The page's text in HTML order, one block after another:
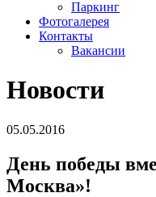
Паркинг
Фотогалерея
Контакты
Вакансии
Новости
05.05.2016
День победы
Москва»!